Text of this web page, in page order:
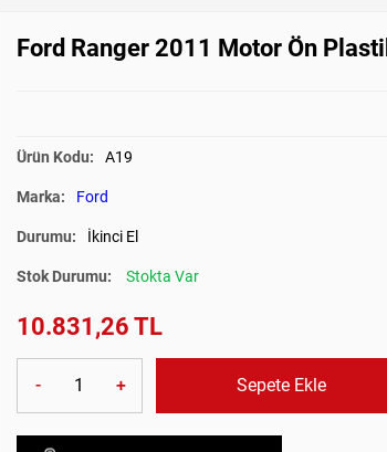
Ford Ranger 2011 Motor Ön
Ürün Kodu: A19
Marka: Ford
Durumu: İkinci El
Stok Durumu: Stokta Var
10.831,26 TL
- + Sepete Ekle